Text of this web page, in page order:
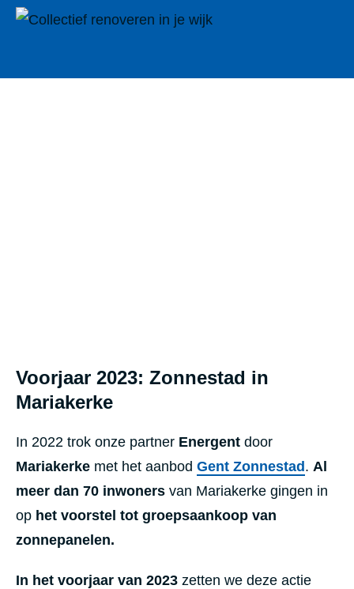
Voorjaar 2023: Zonnestad in
Mariakerke
In 2022 trok onze partner Energent door
Mariakerke met het aanbod Gent Zonnestad . Al
meer dan 70 inwoners van Mariakerke gingen in
op het voorstel tot groepsaankoop van
zonnepanelen.
In het voorjaar van 2023 zetten we deze actie